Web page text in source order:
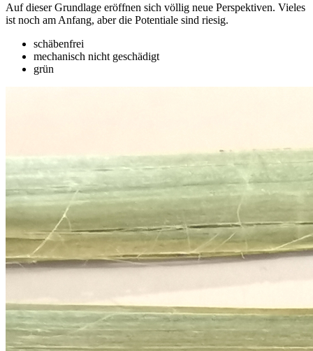
Auf dieser Grundlage eröffnen sich völlig neue Perspektiven. Vieles
ist noch am Anfang, aber die Potentiale sind riesig.
schäbenfrei
mechanisch nicht geschädigt
grün